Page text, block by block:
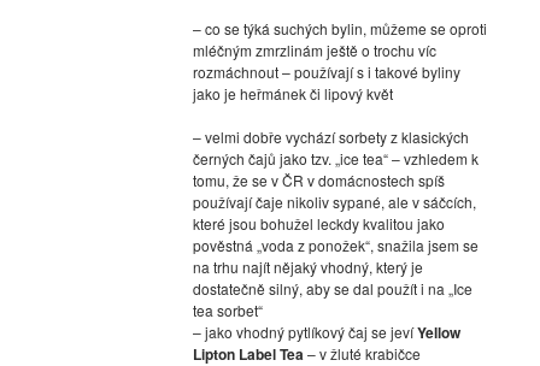
– co se týká suchých bylin, můžeme se oproti
mléčným zmrzlinám ještě o trochu víc
rozmáchnout – používají s i takové byliny
jako je heřmánek či lipový květ
– velmi dobře vychází sorbety z klasických
černých čajů jako tzv. „ice tea“ – vzhledem k
tomu, že se v ČR v domácnostech spíš
používají čaje nikoliv sypané, ale v sáčcích,
které jsou bohužel leckdy kvalitou jako
pověstná „voda z ponožek“, snažila jsem se
na trhu najít nějaký vhodný, který je
dostatečně silný, aby se dal použít i na „Ice
tea sorbet“
– jako vhodný pytlíkový čaj se jevíYellow
Lipton Label Tea– v žluté krabičce